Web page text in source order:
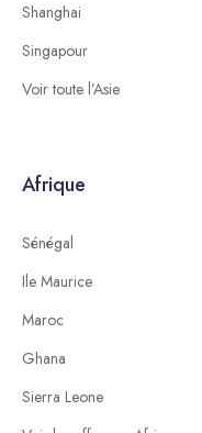
Shanghai
Singapour
Voir toute l’Asie
Afrique
Sénégal
Ile Maurice
Maroc
Ghana
Sierra Leone